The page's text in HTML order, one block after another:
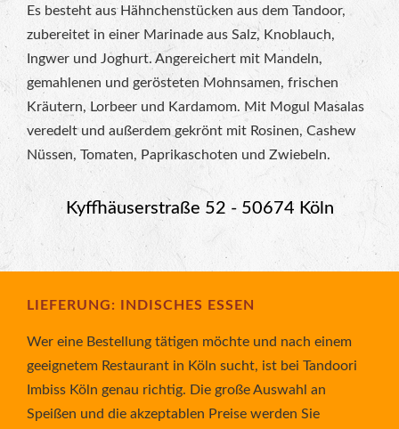
Es besteht aus Hähnchenstücken aus dem Tandoor,
zubereitet in einer Marinade aus Salz, Knoblauch,
Ingwer und Joghurt. Angereichert mit Mandeln,
gemahlenen und gerösteten Mohnsamen, frischen
Kräutern, Lorbeer und Kardamom. Mit Mogul Masalas
veredelt und außerdem gekrönt mit Rosinen, Cashew
Nüssen, Tomaten, Paprikaschoten und Zwiebeln.
Kyffhäuserstraße 52 - 50674 Köln
LIEFERUNG: INDISCHES ESSEN
Wer eine Bestellung tätigen möchte und nach einem
geeignetem Restaurant in Köln sucht, ist bei Tandoori
Imbiss Köln genau richtig. Die große Auswahl an
Speißen und die akzeptablen Preise werden Sie